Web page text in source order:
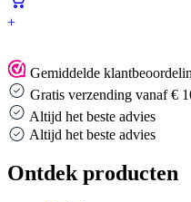
+
Gemiddelde
Gratis verzending vanaf €
Altijd het beste advies
Altijd het beste advies
Ontdek producten